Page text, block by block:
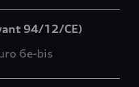
94/12/CE)
6e-bis